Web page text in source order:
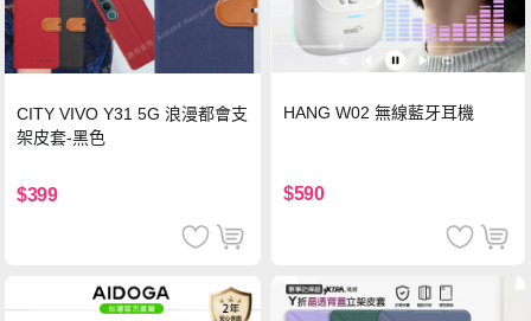
CITY VIVO Y31 5G 浪漫都會支
架皮套-黑色
$399
HANG W02 無線藍牙耳機
$590